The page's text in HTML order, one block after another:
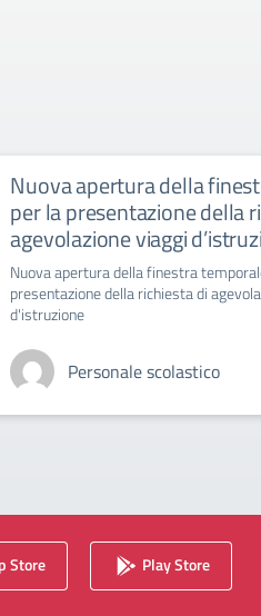
Nuova apertura della
per la presentazione della
agevolazione viaggi
Nuova apertura della finestra
presentazione della richiesta di
d'istruzione
Personale scolastico
Store Play Store